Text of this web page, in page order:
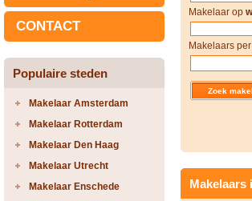
CONTACT
Populaire steden
Makelaar Amsterdam
Makelaar Rotterdam
Makelaar Den Haag
Makelaar Utrecht
Makelaar Enschede
Makelaar op
Makelaars per
Makelaars